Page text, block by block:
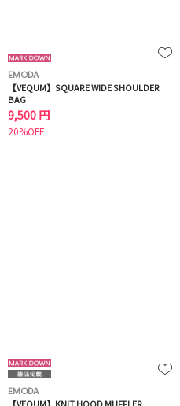
EMODA
【VEQUM】SQUARE WIDE SHOULDER
BAG
9,500 円
20%OFF
EMODA